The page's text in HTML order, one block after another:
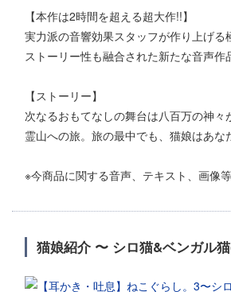
【本作は2時間を超える超大作!!】
実力派の音響効果スタッフが作り上げ
ストーリー性も融合された新たな音声作
【ストーリー】
次なるおもてなしの舞台は八百万の神
霊山への旅。旅の最中でも、猫娘はあ
※今商品に関する音声、テキスト、画像
猫娘紹介 〜 シロ猫&ベンガル